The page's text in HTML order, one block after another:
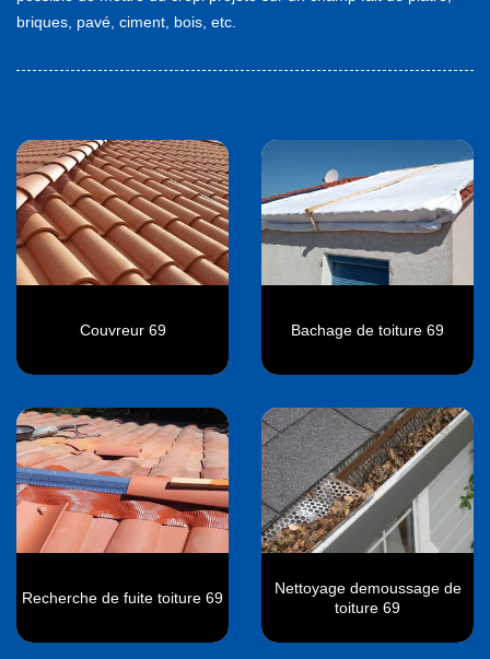
briques, pavé, ciment, bois, etc.
Couvreur 69 Bachage de toiture 69
Recherche de fuite toiture 69
Nettoyage demoussage de
toiture 69